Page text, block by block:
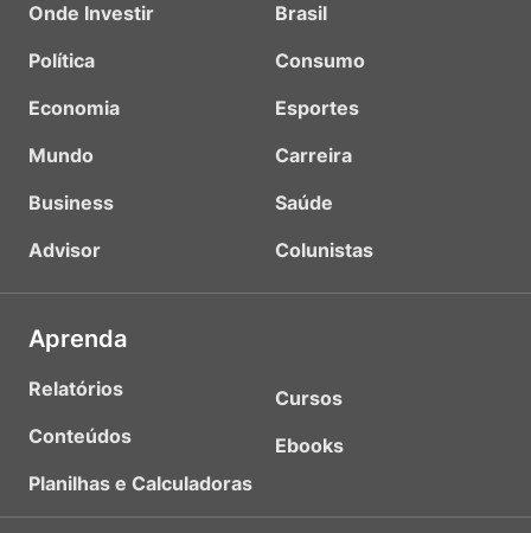
Onde Investir
Política
Economia
Mundo
Business
Advisor
Brasil
Consumo
Esportes
Carreira
Saúde
Colunistas
Aprenda
Relatórios
Conteúdos
Planilhas e Calculadoras
Cursos
Ebooks